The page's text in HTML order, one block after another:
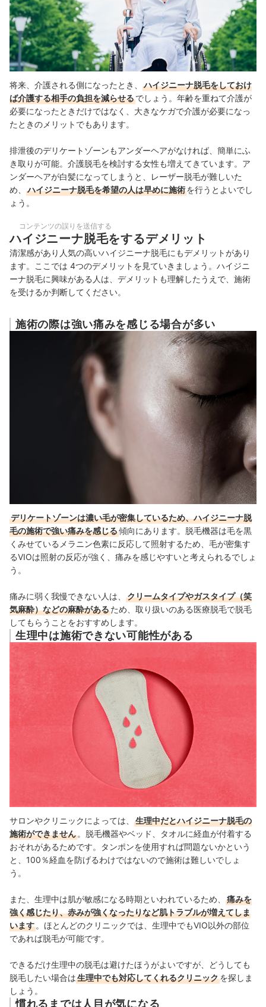
将来、介護される側になったとき、
ハイジニーナ脱毛をしておけ
ば介護する相手の負担を減らせるでしょう。年齢を重ねて介護が
必要になったときだけではなく、大きなケガで介護が必要になっ
たときのメリットでもあります。
排泄後のデリケートゾーンもアンダーヘアがなければ、簡単にふ
き取りが可能。介護脱毛を検討する女性も増えてきています。ア
ンダーヘアが白髪になってしまうと、レーザー脱毛が難しいた
め、
ハイジニーナ脱毛を希望の人は早めに施術を行うとよいでし
ょう。
コンテンツの誤りを送信する
ハイジニーナ脱毛をするデメリット
清潔感があり人気の高いハイジニーナ脱毛にもデメリットがあり
ます。ここでは 4つのデメリットを見ていきましょう。ハイジニ
ーナ脱毛に興味がある人は、デメリットも理解したうえで、施術
を受けるか判断してください。
施術の際は強い痛みを感じる場合が多い
デリケートゾーンは濃い毛が密集しているため、ハイジニーナ脱
毛の施術で強い痛みを感じる傾向にあります。脱毛機器は毛を黒
くみせているメラニン色素に反応して照射するため、毛が密集す
るVIOは照射の反応が強く、痛みを感じやすいと考えられるでしょ
う。
痛みに弱く我慢できない人は、
クリームタイプやガスタイプ（笑
気麻酔）などの麻酔があるため、取り扱いのある医療脱毛で脱毛
してもらうことをおすすめします。
生理中は施術できない可能性がある
サロンやクリニックによっては、
生理中だとハイジニーナ脱毛の
施術ができません 。脱毛機器やベッド、タオルに経血が付着する
おそれがあるためです。タンポンを使用すれば問題ないかという
と、100％経血を防げるわけではないので施術は難しいでしょ
う。
また、生理中は肌が敏感になる時期といわれているため、
痛みを
強く感じたり、赤みが強くなったりなど肌トラブルが増えてしま
います 。ほとんどのクリニックでは、生理中でもVIO以外の部位
であれば脱毛が可能です。
できるだけ生理中の脱毛は避けたほうがよいですが、どうしても
脱毛したい場合は生理中でも対応してくれるクリニックを探しま
しょう。
慣れるまでは人目が気になる